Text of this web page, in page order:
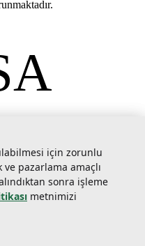
Tüm hakları saklıdır.